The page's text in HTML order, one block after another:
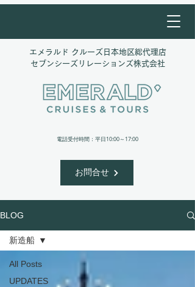
エメラルド クルーズ日本地区総代理店
​セブンシーズリレーションズ株式会社
​電話受付時間：平日10:00～17:00
お問合せ
BLOG
All Posts
UPDATES
新造船